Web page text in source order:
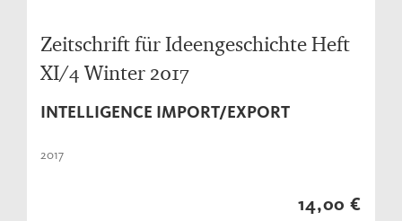
Zeitschrift für Ideengeschichte Heft
XI/4 Winter 2017
INTELLIGENCE IMPORT/EXPORT
2017
14,00 €